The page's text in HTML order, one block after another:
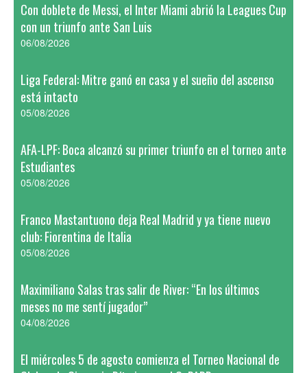
Con doblete de Messi, el Inter Miami abrió la Leagues Cup
con un triunfo ante San Luis
06/08/2026
Liga Federal: Mitre ganó en casa y el sueño del ascenso
está intacto
05/08/2026
AFA-LPF: Boca alcanzó su primer triunfo en el torneo ante
Estudiantes
05/08/2026
Franco Mastantuono deja Real Madrid y ya tiene nuevo
club: Fiorentina de Italia
05/08/2026
Maximiliano Salas tras salir de River: “En los últimos
meses no me sentí jugador”
04/08/2026
El miércoles 5 de agosto comienza el Torneo Nacional de